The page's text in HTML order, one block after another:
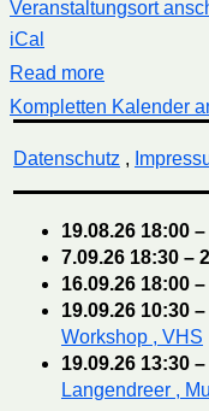
Veranstaltungsort
iCal
Read more
Kompletten Kalender
Datenschutz ,
19.08.26 18:00 –
7.09.26 18:30 –
16.09.26 18:00 –
19.09.26 10:30 –
Workshop , VHS
19.09.26 13:30 –
Langendreer ,